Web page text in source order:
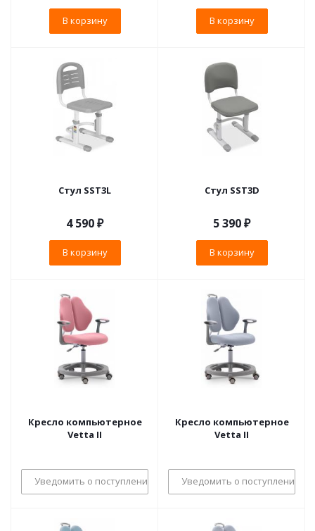
В корзину В корзину
Стул SST3L
4 590₽
В корзину
Стул SST3D
5 390₽
В корзину
Кресло компьютерное
Vetta II
Уведомить о поступлении
Кресло компьютерное
Vetta II
Уведомить о поступлении